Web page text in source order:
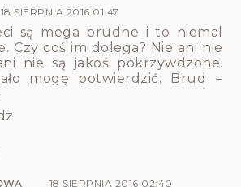
18 SIERPNIA 2016 01:47
są mega brudne i to niemal
Czy coś im dolega? Nie ani nie
nie są jakoś pokrzywdzone.
mogę potwierdzić. Brud =
18 SIERPNIA 2016 02:40